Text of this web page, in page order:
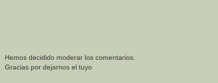
Hemos decidido moderar los comentarios.
Gracias por dejarnos el tuyo